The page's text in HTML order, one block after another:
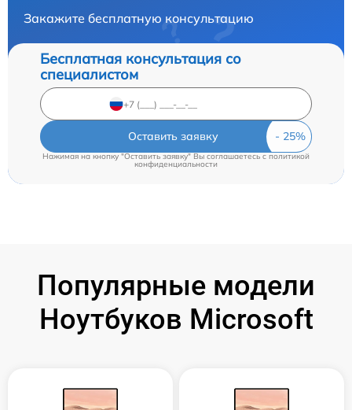
Закажите бесплатную консультацию
Бесплатная консультация со
специалистом
Оставить заявку
Нажимая на кнопку "Оставить заявку" Вы соглашаетесь c политикой
конфиденциальности
Популярные модели
Ноутбуков Microsoft